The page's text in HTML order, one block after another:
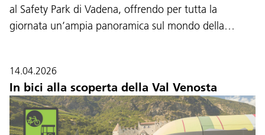
al Safety Park di Vadena, offrendo per tutta la
giornata un’ampia panoramica sul mondo della…
14.04.2026
In bici alla scoperta della Val Venosta